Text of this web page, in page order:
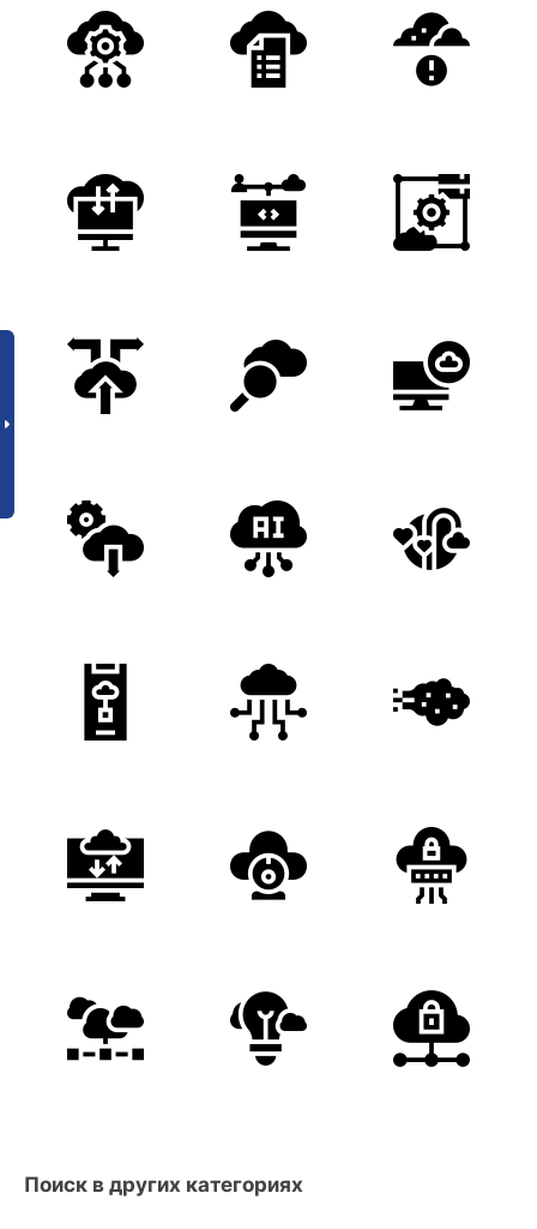
Поиск в других категориях